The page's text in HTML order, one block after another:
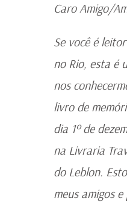
Caro Amigo/
Se você é
no Rio, esta é
nos
livro de
dia 1º de
na Livraria
do Leblon.
meus amigos